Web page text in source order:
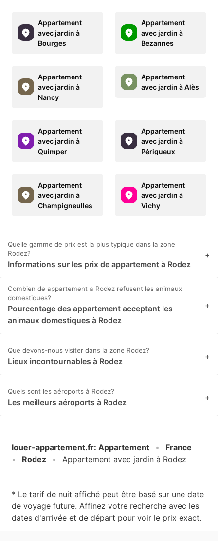
Appartement
avec jardin à
Bourges
Appartement
avec jardin à
Bezannes
Appartement
avec jardin à
Nancy
Appartement
avec jardin à Alès
Appartement
avec jardin à
Quimper
Appartement
avec jardin à
Périgueux
Appartement
avec jardin à
Champigneulles
Appartement
avec jardin à
Vichy
Quelle gamme de prix est la plus typique dans la zone
Rodez?
Informations sur les prix de appartement à Rodez
+
Combien de appartement à Rodez refusent les animaux
domestiques?
Pourcentage des appartement acceptant les
animaux domestiques à Rodez
+
Que devons-nous visiter dans la zone Rodez?
Lieux incontournables à Rodez +
Quels sont les aéroports à Rodez?
Les meilleurs aéroports à Rodez +
louer-appartement.fr: Appartement
France
Rodez
Appartement avec jardin à Rodez
* Le tarif de nuit affiché peut être basé sur une date
de voyage future. Affinez votre recherche avec les
dates d'arrivée et de départ pour voir le prix exact.